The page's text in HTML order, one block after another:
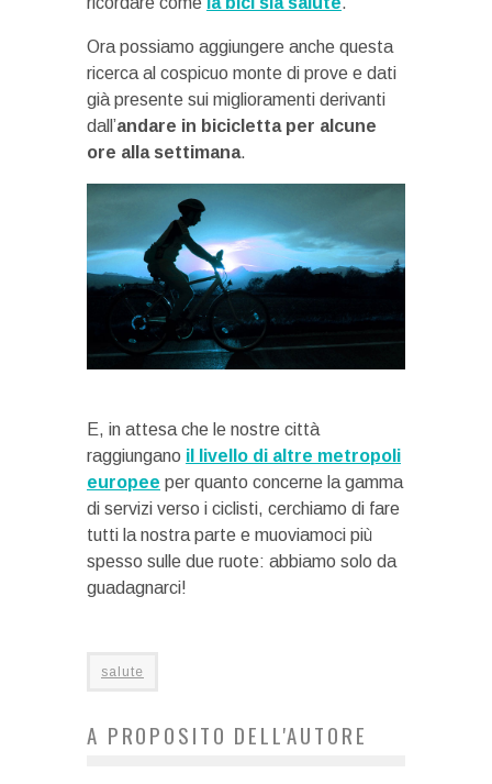
Ora possiamo aggiungere anche questa
ricerca al cospicuo monte di prove e dati
già presente sui miglioramenti derivanti
dall’andare in bicicletta per alcune
ore alla settimana.
E, in attesa che le nostre città
raggiungano il livello di altre metropoli
europee per quanto concerne la gamma
di servizi verso i ciclisti, cerchiamo di fare
tutti la nostra parte e muoviamoci più
spesso sulle due ruote: abbiamo solo da
guadagnarci!
salute
A PROPOSITO DELL'AUTORE